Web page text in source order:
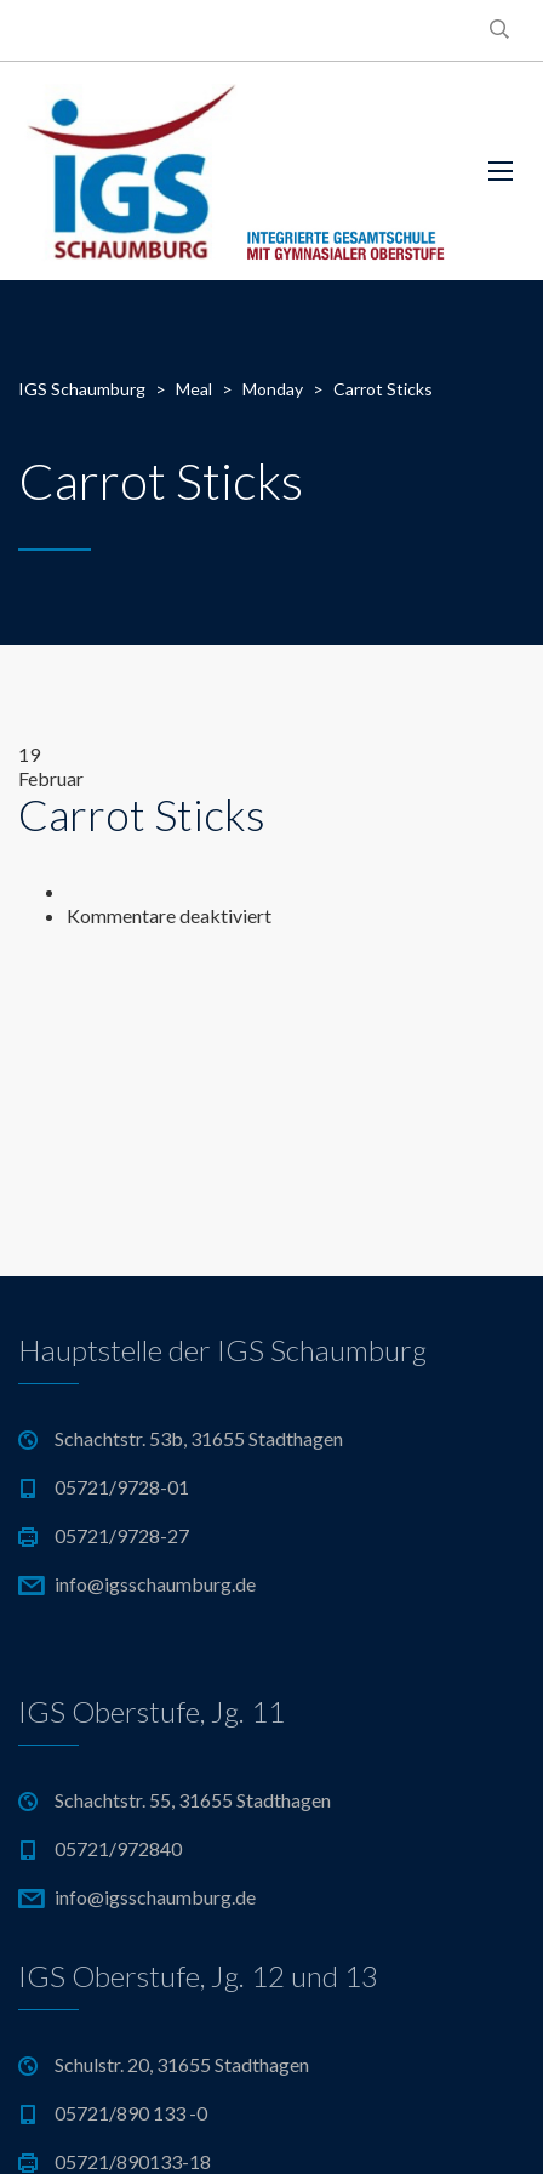
IGS Schaumburg > Meal > Monday > Carrot Sticks
Carrot Sticks
19
Februar
Carrot Sticks
Kommentare deaktiviertfür
Hauptstelle der IGS Schaumburg
Schachtstr. 53b, 31655 Stadthagen
05721/9728-01
05721/9728-27
info@igsschaumburg.de
IGS Oberstufe, Jg. 11
Schachtstr. 55, 31655 Stadthagen
05721/972840
info@igsschaumburg.de
IGS Oberstufe, Jg. 12 und 13
Schulstr. 20, 31655 Stadthagen
05721/890 133 -0
05721/890133-18